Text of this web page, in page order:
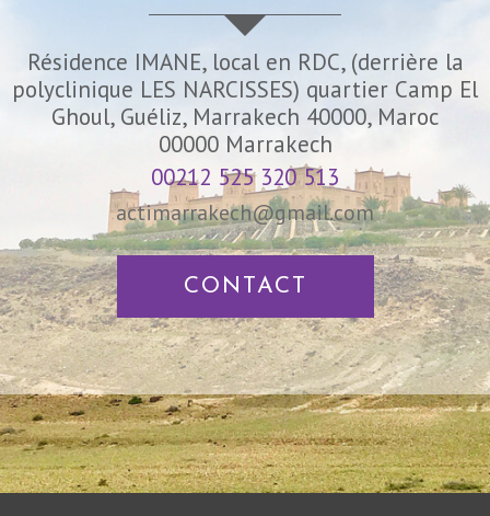
Résidence IMANE, local en RDC, (derrière la
polyclinique LES NARCISSES) quartier Camp El
Ghoul, Guéliz, Marrakech 40000, Maroc
00000 Marrakech
00212 525 320 513
actimarrakech@gmail.com
CONTACT